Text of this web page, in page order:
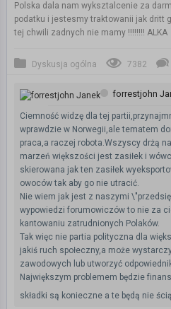
Polska dala nam wyksztalcenie za
podatku i jestesmy traktowanii jak dritt
tej chwili zadnych nie mamy !!!!!!!! ALKA
Dyskusja ogólna 7382
forrestjohn
Ciemność widzę dla tej
wprawdzie w Norwegii,ale tematem
praca,a raczej robota.Wszyscy drżą
marzeń większości jest zasiłek i
skierowana jak ten zasiłek
owoców tak aby go nie utracić.
Nie wiem jak jest z naszymi
wypowiedzi forumowiczów to nie za
kantowaniu zatrudnionych Polaków.
Tak więc nie partia polityczna dla
jakiś ruch społeczny,a może
zawodowych lub utworzyć
Największym problemem będzie
składki są konieczne a te będą nie